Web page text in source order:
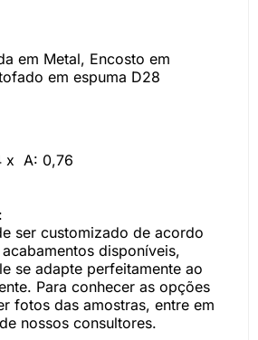
em Metal, Encosto em
em espuma D28
x A: 0,76
:
ser customizado de acordo
disponíveis,
se adapte perfeitamente ao
Para conhecer as opções
fotos das amostras, entre em
nossos consultores.